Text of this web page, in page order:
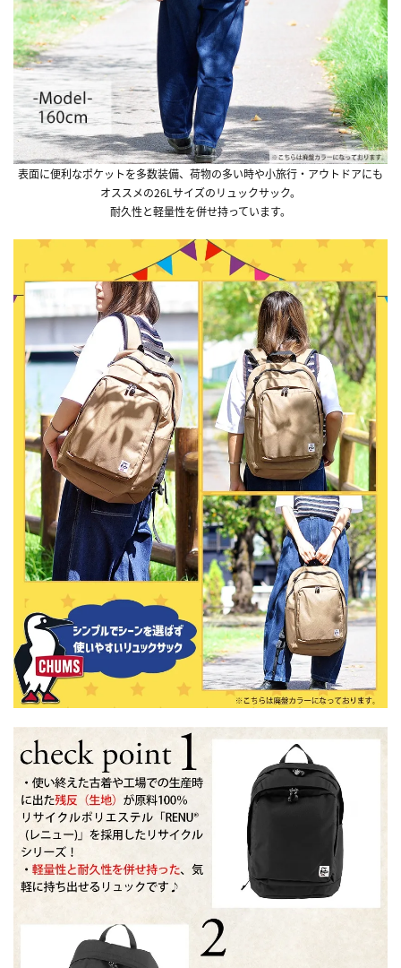
表面に便利なポケットを多数装備、荷物の多い時や小旅行・アウトドアにも
オススメの26Lサイズのリュックサック。
耐久性と軽量性を併せ持っています。